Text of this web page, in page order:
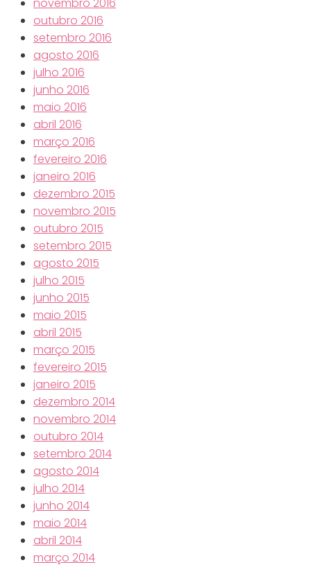
novembro 2016
outubro 2016
setembro 2016
agosto 2016
julho 2016
junho 2016
maio 2016
abril 2016
março 2016
fevereiro 2016
janeiro 2016
dezembro 2015
novembro 2015
outubro 2015
setembro 2015
agosto 2015
julho 2015
junho 2015
maio 2015
abril 2015
março 2015
fevereiro 2015
janeiro 2015
dezembro 2014
novembro 2014
outubro 2014
setembro 2014
agosto 2014
julho 2014
junho 2014
maio 2014
abril 2014
março 2014